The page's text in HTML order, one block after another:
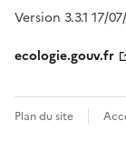
Version 3.3.1 17/
ecologie.gouv.fr
Plan du site